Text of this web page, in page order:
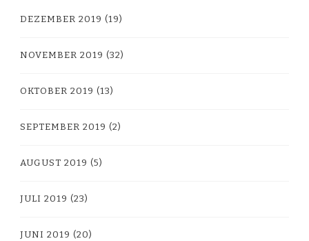
DEZEMBER 2019 (19)
NOVEMBER 2019 (32)
OKTOBER 2019 (13)
SEPTEMBER 2019 (2)
AUGUST 2019 (5)
JULI 2019 (23)
JUNI 2019 (20)